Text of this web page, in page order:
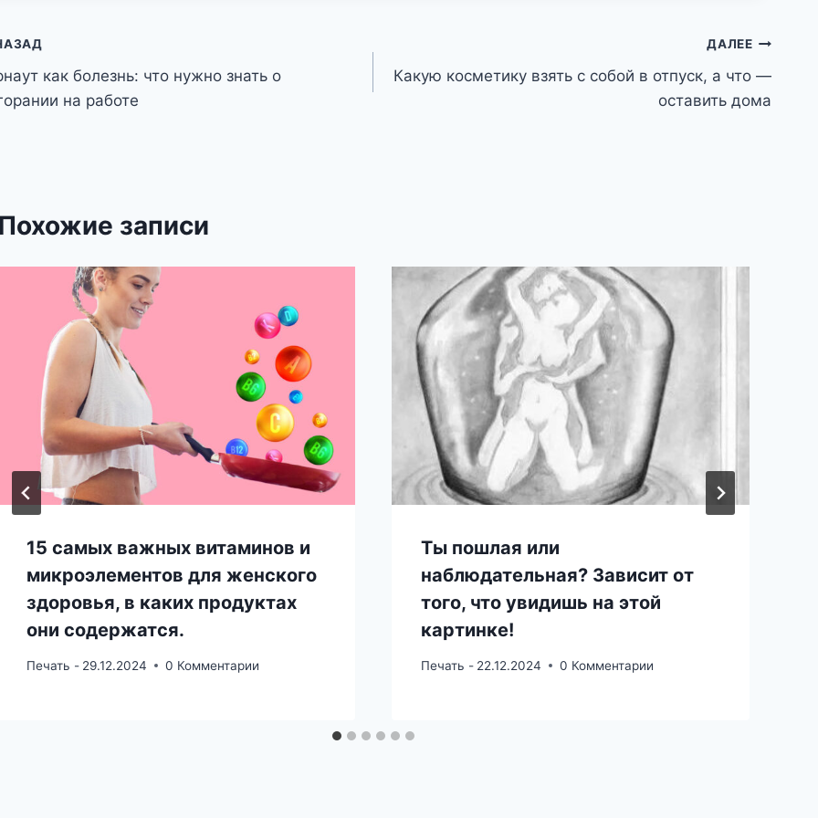
как болезнь: что нужно знать о
на работе
ДАЛЕЕ
Какую косметику взять с собой в отпуск, а что —
оставить дома
Похожие записи
15 самых важных витаминов и
микроэлементов для женского
здоровья, в каких продуктах
они содержатся.
Печать - 29.12.2024 0 Комментарии
Ты пошлая или
наблюдательная? Зависит от
того, что увидишь на этой
картинке!
Печать - 22.12.2024 0 Комментарии